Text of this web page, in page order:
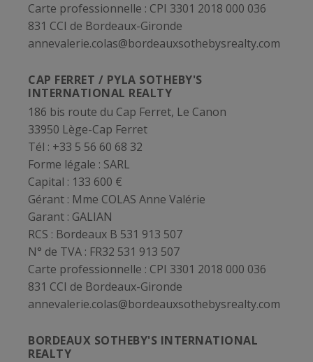
Carte professionnelle : CPI 3301 2018 000 036
831 CCI de Bordeaux-Gironde
annevalerie.colas@bordeauxsothebysrealty.com
CAP FERRET / PYLA SOTHEBY'S
INTERNATIONAL REALTY
186 bis route du Cap Ferret, Le Canon
33950 Lège-Cap Ferret
Tél : +33 5 56 60 68 32
Forme légale : SARL
Capital : 133 600 €
Gérant : Mme COLAS Anne Valérie
Garant : GALIAN
RCS : Bordeaux B 531 913 507
N° de TVA : FR32 531 913 507
Carte professionnelle : CPI 3301 2018 000 036
831 CCI de Bordeaux-Gironde
annevalerie.colas@bordeauxsothebysrealty.com
BORDEAUX SOTHEBY'S INTERNATIONAL
REALTY